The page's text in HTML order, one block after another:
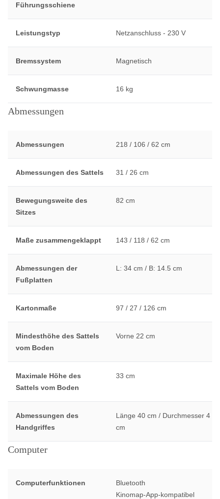
Führungsschiene
Leistungstyp Netzanschluss - 230 V
Bremssystem Magnetisch
Schwungmasse 16 kg
Abmessungen
Abmessungen 218 / 106 / 62 cm
Abmessungen des Sattels 31 / 26 cm
Bewegungsweite des
Sitzes
82 cm
Maße zusammengeklappt 143 / 118 / 62 cm
Abmessungen der
Fußplatten
L: 34 cm / B: 14.5 cm
Kartonmaße 97 / 27 / 126 cm
Mindesthöhe des Sattels
vom Boden
Vorne 22 cm
Maximale Höhe des
Sattels vom Boden
33 cm
Abmessungen des
Handgriffes
Länge 40 cm / Durchmesser 4
cm
Computer
Computerfunktionen
Bluetooth
Kinomap-App-kompatibel